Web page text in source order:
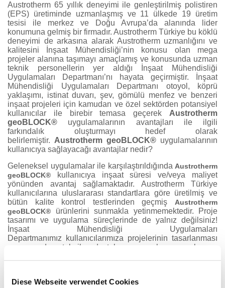
Diese Webseite verwendet Cookies
Austrotherm 65 yıllık deneyimi ile genleştirilmiş polistiren
(EPS) üretiminde uzmanlaşmış ve 11 ülkede 19 üretim
tesisi ile merkez ve Doğu Avrupa’da alanında lider
konumuna gelmiş bir firmadır. Austrotherm Türkiye bu köklü
deneyimi de arkasına alarak Austrotherm uzmanlığını ve
kalitesini İnşaat Mühendisliği’nin konusu olan mega
projeler alanına taşımayı amaçlamış ve konusunda uzman
teknik personellerin yer aldığı İnşaat Mühendisliği
Uygulamaları Departmanı’nı hayata geçirmiştir. İnşaat
Mühendisliği Uygulamaları Departmanı otoyol, köprü
yaklaşımı, istinat duvarı, şev, gömülü menfez ve benzeri
inşaat projeleri için kamudan ve özel sektörden potansiyel
kullanıcılar ile birebir temasa geçerek Austrotherm
geoBLOCK® uygulamalarının avantajları ile ilgili
farkındalık oluşturmayı hedef olarak
belirlemiştir. Austrotherm geoBLOCK® uygulamalarının
kullanıcıya sağlayacağı avantajlar nedir?
Geleneksel uygulamalar ile karşılaştırıldığında Austrotherm
geoBLOCK®
kullanıcıya inşaat süresi ve/veya maliyet
yönünden avantaj sağlamaktadır. Austrotherm Türkiye
kullanıcılarına uluslararası standartlara göre üretilmiş ve
bütün kalite kontrol testlerinden geçmiş Austrotherm
geoBLOCK® ürünlerini sunmakla yetinmemektedir. Proje
tasarımı ve uygulama süreçlerinde de yalnız değilsiniz!
İnşaat Mühendisliği Uygulamaları
Departmanımız
kullanıcılarımıza projelerinin tasarlanması
aşamasında teknik destek ve saha uygulaması
AustrothermTürkiye, İnşaat Mühendisliği projeleri için